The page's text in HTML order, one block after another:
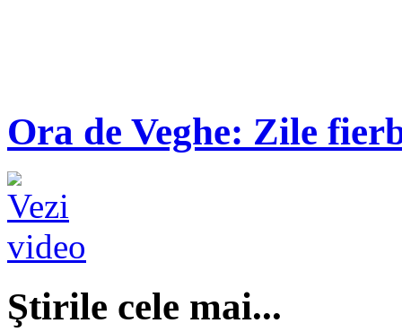
Ora de Veghe: Zile
Ştirile cele mai...